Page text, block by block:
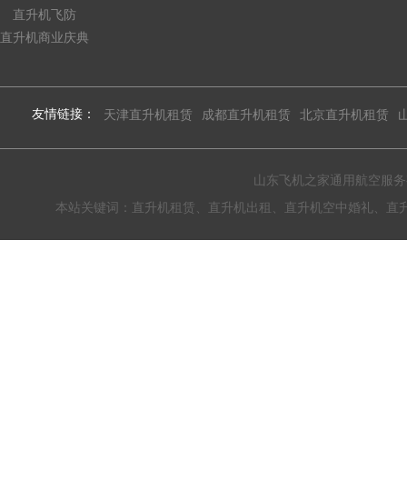
直升机飞防
直升机商业庆典
友情链接： 天津直升机租赁 成都直升机租赁 北京直升机租赁
山东飞机之家通用航空服
本站关键词：直升机租赁、直升机出租、直升机空中婚礼、